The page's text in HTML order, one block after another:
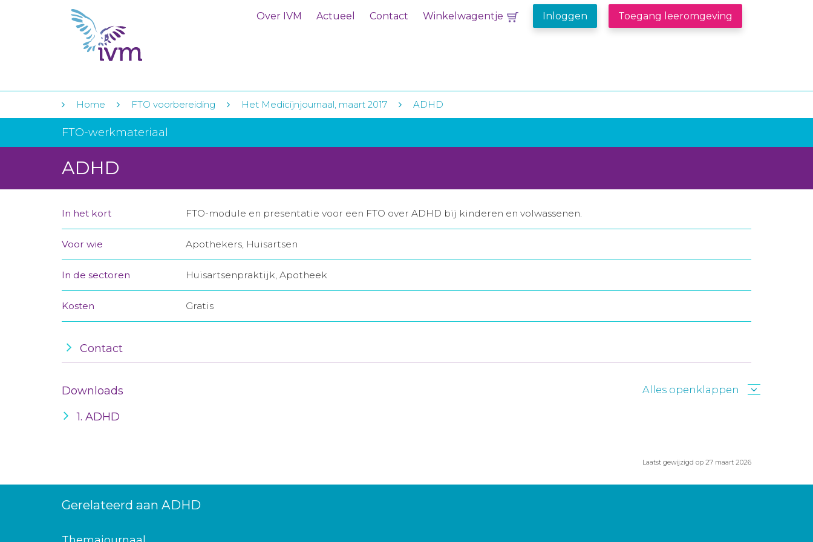
Over IVM Actueel Contact Winkelwagentje Inloggen Toegang leeromgeving
Home FTO voorbereiding Het Medicijnjournaal, maart 2017 ADHD
FTO-werkmateriaal
ADHD
In het kort FTO-module en presentatie voor een FTO over ADHD bij kinderen en volwassenen.
Voor wie Apothekers, Huisartsen
In de sectoren Huisartsenpraktijk, Apotheek
Kosten Gratis
Contact
Downloads Alles openklappen
1. ADHD
Laatst gewijzigd op 27 maart 2026
Gerelateerd aan ADHD